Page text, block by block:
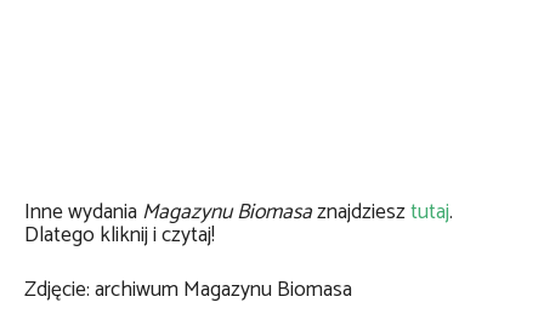
Inne wydaniaMagazynu Biomasaznajdziesztutaj.
Dlatego kliknij i czytaj!
Zdjęcie: archiwum Magazynu Biomasa